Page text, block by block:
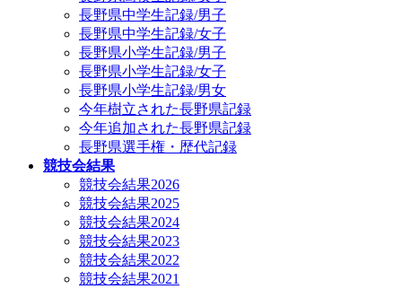
長野県中学生記録/男子
長野県中学生記録/女子
長野県小学生記録/男子
長野県小学生記録/女子
長野県小学生記録/男女
今年樹立された長野県記録
今年追加された長野県記録
長野県選手権・歴代記録
競技会結果
競技会結果2026
競技会結果2025
競技会結果2024
競技会結果2023
競技会結果2022
競技会結果2021